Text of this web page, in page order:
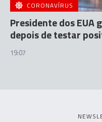
CORONAVÍRUS
Presidente dos
depois de testar
19:07